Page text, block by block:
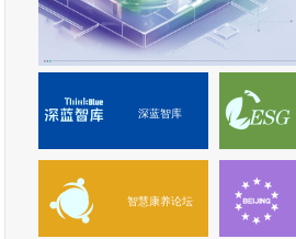
深蓝智库
智慧康养论坛